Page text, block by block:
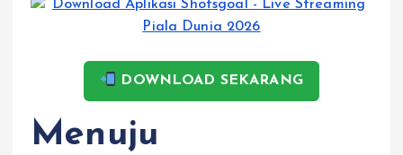
DOWNLOAD SEKARANG
Menuju